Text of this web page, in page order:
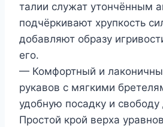
талии служат утончённым
подчёркивают хрупкость
добавляют образу
его.
— Комфортный и
рукавов с мягкими
удобную посадку и
Простой крой верха